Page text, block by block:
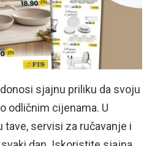
sjajnu priliku da svoju
odličnim cijenama. U
tave, servisi za ručavanje i